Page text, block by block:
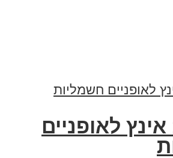
גלגל 13 אינץ לאופניים